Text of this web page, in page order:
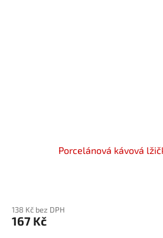
Porcelánová kávová
138 Kč bez DPH
167 Kč